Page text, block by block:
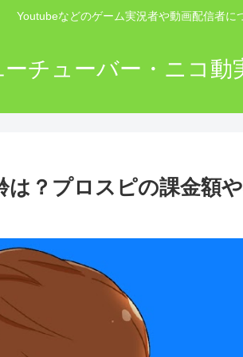
Youtubeなどのゲーム実況者や動画配信者に
ーチューバー・ニコ動
？プロスピの課金額